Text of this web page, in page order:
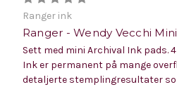
Ranger ink
Ranger - Wendy Vecchi
Sett med mini Archival Ink pads.
Ink er permanent på mange
detaljerte stemplingresultater